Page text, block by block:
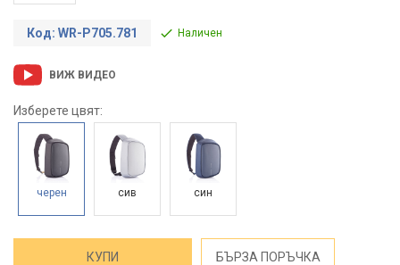
Код: WR-P705.781 Наличен
ВИЖ ВИДЕО
Изберете цвят:
черен сив син
КУПИ БЪРЗА ПОРЪЧКА